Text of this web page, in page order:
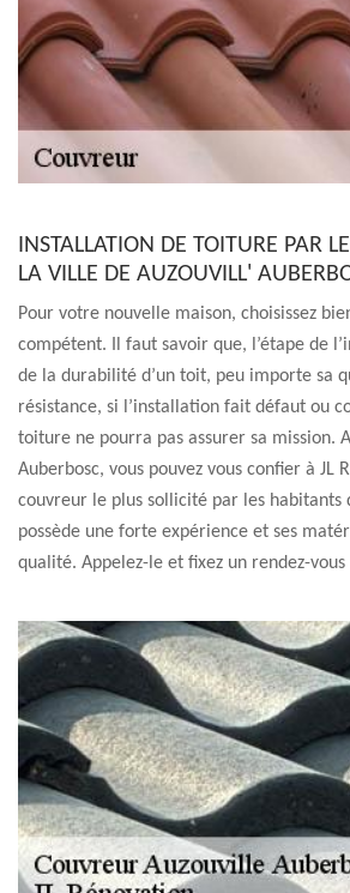
INSTALLATION DE TOITURE PAR
LA VILLE DE AUZOUVILL'
Pour votre nouvelle maison, choisissez
compétent. Il faut savoir que, l’étape de
de la durabilité d’un toit, peu importe sa
résistance, si l’installation fait défaut ou
toiture ne pourra pas assurer sa mission.
Auberbosc, vous pouvez vous confier à JL
couvreur le plus sollicité par les habitants
possède une forte expérience et ses
qualité. Appelez-le et fixez un rendez-vous